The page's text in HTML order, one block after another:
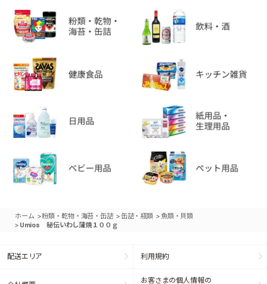
ホーム >粉類・乾物・海苔・缶詰 >缶詰・瓶類 > 魚類・貝類
> Umios 秘伝いわし蒲焼１００ｇ
配送エリア 利用規約
お客さまの個人情報の